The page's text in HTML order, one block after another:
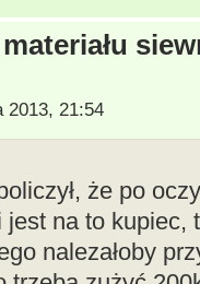
2013, 21:54
że po
na to kupiec,
nalezałoby